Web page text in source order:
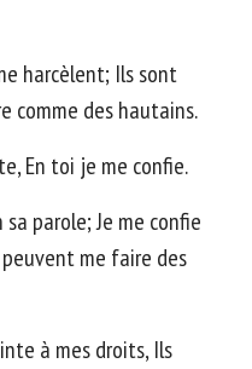
harcèlent; Ils sont
comme des hautains.
En toi je me confie.
parole; Je me confie
me faire des
à mes droits, Ils